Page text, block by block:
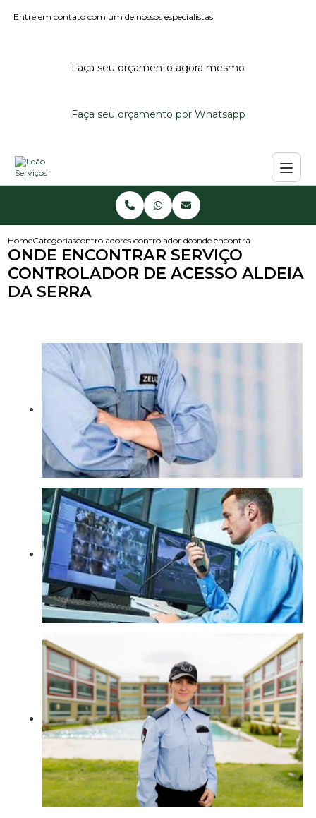
Entre em contato com um de nossos especialistas!
Faça seu orçamento agora mesmo
Faça seu orçamento por Whatsapp
HomeCategoriascontroladores de acessocontrolador de acesso noturno
onde encontrar servico
ONDE ENCONTRAR SERVIÇO
CONTROLADOR DE ACESSO ALDEIA
DA SERRA